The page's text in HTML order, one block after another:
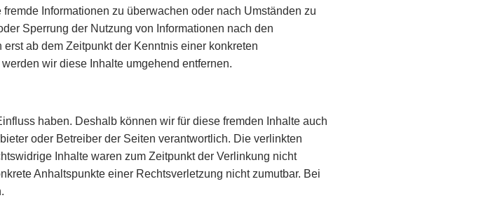
Informationen zu überwachen oder nach Umständen zu
Sperrung der Nutzung von Informationen nach den
ab dem Zeitpunkt der Kenntnis einer konkreten
wir diese Inhalte umgehend entfernen.
haben. Deshalb können wir für diese fremden Inhalte auch
oder Betreiber der Seiten verantwortlich. Die verlinkten
Inhalte waren zum Zeitpunkt der Verlinkung nicht
Anhaltspunkte einer Rechtsverletzung nicht zumutbar. Bei